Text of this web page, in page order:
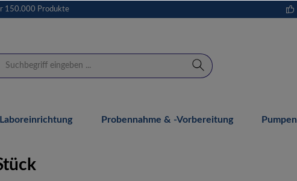
150.000 Produkte
Laboreinrichtung Probennahme & -vorbereitung Pumpen